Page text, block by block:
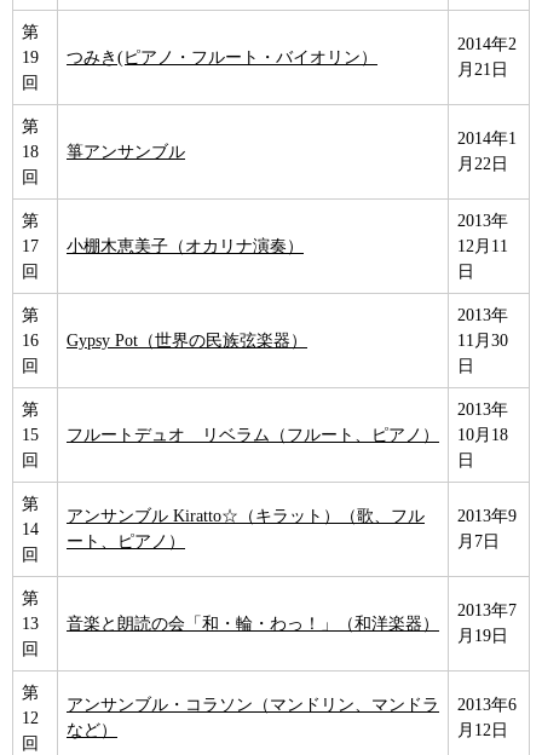
第
19
回
つみき(ピアノ・フルート・バイオリン）
2014年2
月21日
第
18
回
箏アンサンブル
2014年1
月22日
第
17
回
小棚木恵美子（オカリナ演奏）
2013年
12月11
日
第
16
回
Gypsy Pot（世界の民族弦楽器）
2013年
11月30
日
第
15
回
フルートデュオ リベラム（フルート、ピアノ）
2013年
10月18
日
第
14
回
アンサンブル Kiratto☆（キラット）（歌、フル
ート、ピアノ）
2013年9
月7日
第
13
回
音楽と朗読の会「和・輪・わっ！」（和洋楽器）
2013年7
月19日
第
12
回
アンサンブル・コラソン（マンドリン、マンドラ
など）
2013年6
月12日